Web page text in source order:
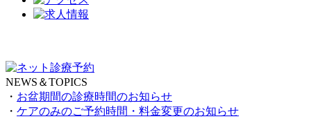
NEWS＆TOPICS
・ お盆期間の診療時間のお知らせ
・ ケアのみのご予約時間・料金変更のお知らせ